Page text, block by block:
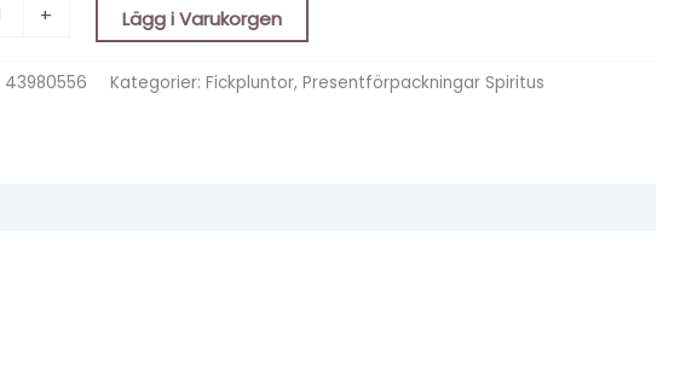
+ Lägg i Varukorgen
43980556 Kategorier:Fickpluntor,Presentförpackningar Spiritus